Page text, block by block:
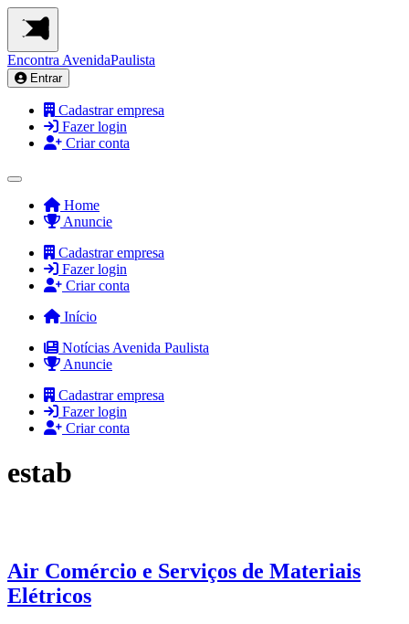
Encontra AvenidaPaulista
Entrar
Cadastrar empresa
Fazer login
Criar conta
Home
Anuncie
Cadastrar empresa
Fazer login
Criar conta
Início
Notícias Avenida Paulista
Anuncie
Cadastrar empresa
Fazer login
Criar conta
estab
Air Comércio e Serviços de Materiais
Elétricos